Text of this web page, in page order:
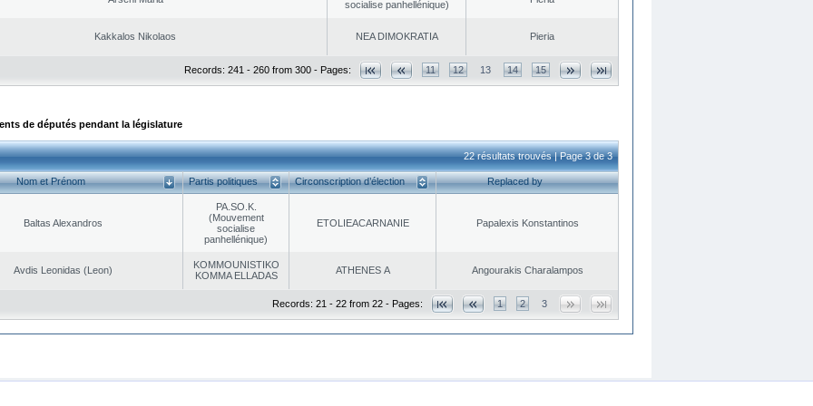
socialise panhellénique)
Kakkalos Nikolaos NEA DΙMOKRATIA Pieria
Records: 241 - 260 from 300 - Pages: 11 12 13 14 15
de députés pendant la législature
22 résultats trouvés | Page 3 de 3
Nom et Prénom Partis politiques Circonscription d’élection Replaced by
Baltas Alexandros
PA.SO.K.
(Mouvement
socialise
panhellénique)
EΤOLIEACARNANIE Papalexis Konstantinos
Avdis Leonidas (Leon)
KOMMOUNISTIKO
KOMMA ELLADAS
ATHENES Α Angourakis Charalampos
Records: 21 - 22 from 22 - Pages: 1 2 3